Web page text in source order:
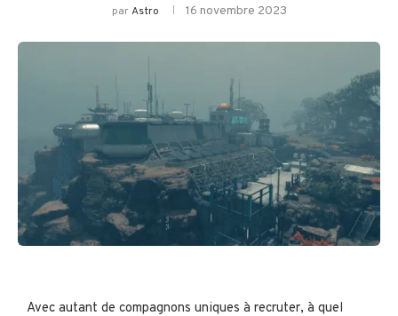
parAstro 16 novembre 2023
Avec autant de compagnons uniques à recruter, à quel